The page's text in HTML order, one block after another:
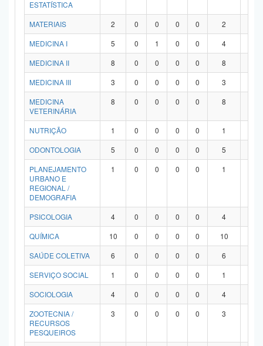
ESTATÍSTICA
MATERIAIS 2 0 0 0 0 2
MEDICINA I
5 0 1 0 0 4
MEDICINA II
8 0 0 0 0 8
MEDICINA III
3 0 0 0 0 3
MEDICINA
VETERINÁRIA
8 0 0 0 0 8
NUTRIÇÃO 1 0 0 0 0 1
ODONTOLOGIA
5 0 0 0 0 5
PLANEJAMENTO
URBANO E
REGIONAL /
DEMOGRAFIA
1 0 0 0 0 1
PSICOLOGIA 4 0 0 0 0 4
QUÍMICA
10 0 0 0 0 10
SAÚDE COLETIVA
6 0 0 0 0 6
SERVIÇO SOCIAL
1 0 0 0 0 1
SOCIOLOGIA
4 0 0 0 0 4
ZOOTECNIA /
RECURSOS
PESQUEIROS
3 0 0 0 0 3